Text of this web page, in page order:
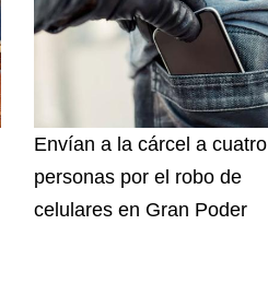
Envían a la cárcel a cuatro
personas por el robo de
celulares en Gran Poder